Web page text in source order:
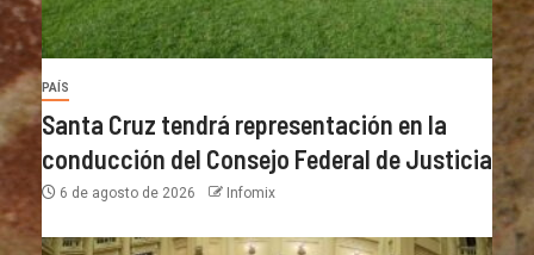
PAÍS
Santa Cruz tendrá representación en la
conducción del Consejo Federal de Justicia
6 de agosto de 2026 Infomix